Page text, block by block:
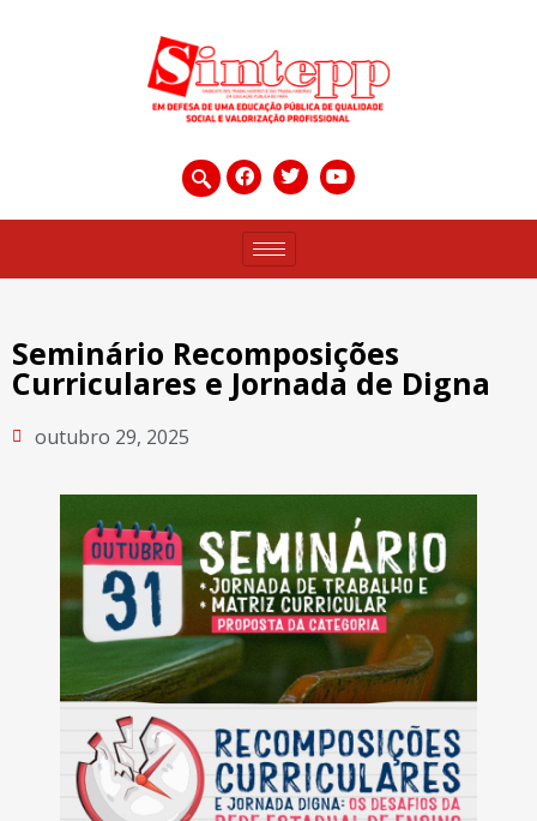
Seminário Recomposições
Curriculares e Jornada de Digna
outubro 29, 2025